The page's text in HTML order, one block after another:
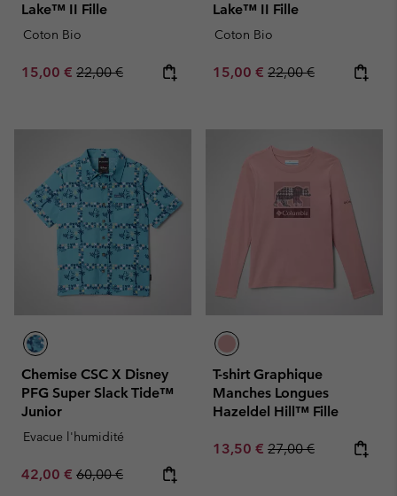
Lake™ II Fille
Coton Bio
Sale price:
15,00 € Regular price:
22,00 €
Lake™ II Fille
Coton Bio
Sale price:
15,00 € Regular price:
22,00 €
Chemise CSC X Disney
PFG Super Slack Tide™
Junior
Evacue l'humidité
Sale price:
42,00 € Regular price:
60,00 €
T-shirt Graphique
Manches Longues
Hazeldel Hill™ Fille
Sale price:
13,50 € Regular price:
27,00 €